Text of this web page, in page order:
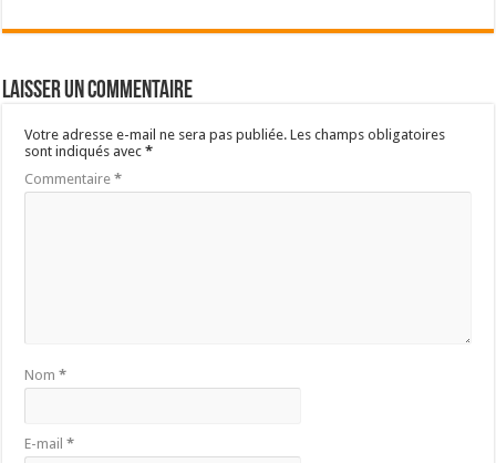
Laisser un commentaire
Votre adresse e-mail ne sera pas publiée. Les champs obligatoires
sont indiqués avec*
Commentaire*
Nom*
E-mail*